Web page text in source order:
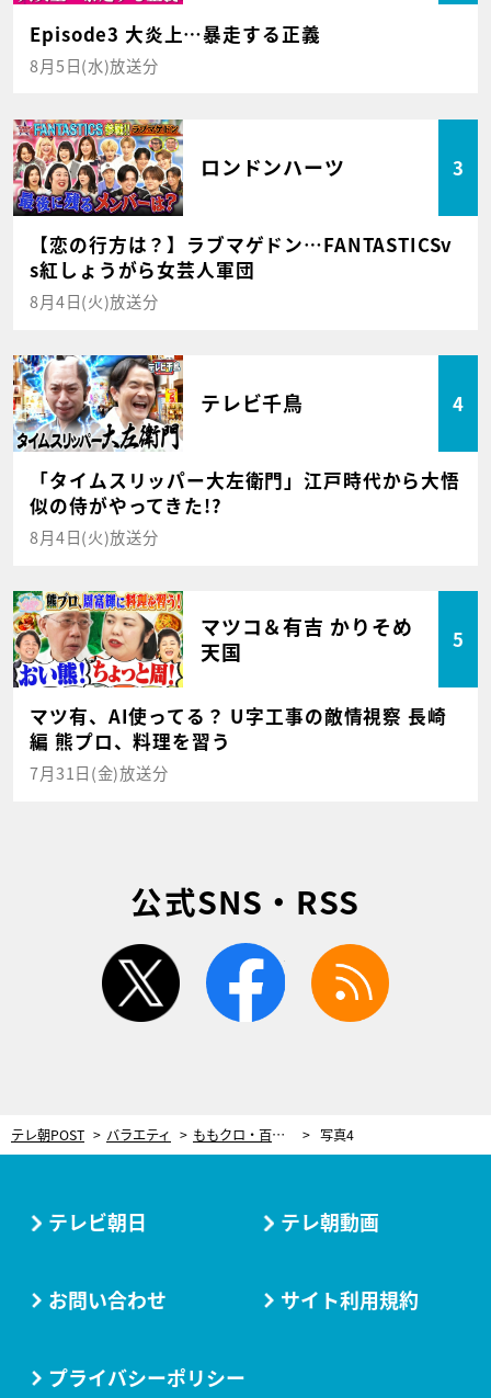
Episode3 大炎上…暴走する正義
8月5日(水)放送分
ロンドンハーツ 3
【恋の行方は？】ラブマゲドン…FANTASTICSv
s紅しょうがら女芸人軍団
8月4日(火)放送分
テレビ千鳥 4
「タイムスリッパー大左衛門」江戸時代から大悟
似の侍がやってきた!?
8月4日(火)放送分
マツコ＆有吉 かりそめ
天国
5
マツ有、AI使ってる？ U字工事の敵情視察 長崎
編 熊プロ、料理を習う
7月31日(金)放送分
公式SNS・RSS
twitter facebook
テレ朝POST バラエティ ももクロ・百田夏菜子、まさかのミスで出演者全員におごるハメに！ 写真4
テレビ朝日 テレ朝動画
お問い合わせ サイト利用規約
プライバシーポリシー